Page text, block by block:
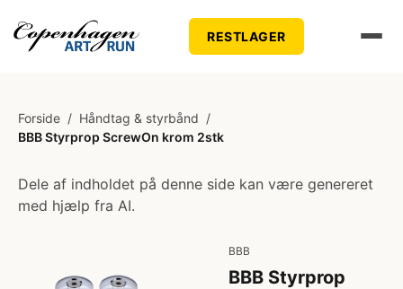
RESTLAGER
Forside / Håndtag & styrbånd /
BBB Styrprop ScrewOn krom 2stk
Dele af indholdet på denne side kan være genereret
med hjælp fra AI.
BBB
BBB Styrprop